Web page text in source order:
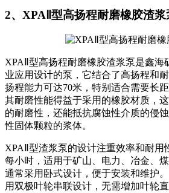
2、XPAⅡ型高扬程耐磨橡胶渣浆
XPAⅡ型高扬程耐磨橡胶渣浆泵是鑫海
业应用设计的泵，它结合了高扬程和
扬程能力可达70米，特别适合需要长
其耐磨性能得益于采用的橡胶材质，
的耐磨性，还能抵抗腐蚀性介质的侵
性固体颗粒的浆体。
XPAⅡ型渣浆泵的设计注重效率和耐用
每小时，适用于矿山、电力、冶金、
通常采用卧式设计，便于安装和维护
用双极叶轮串联设计，无需增加叶轮